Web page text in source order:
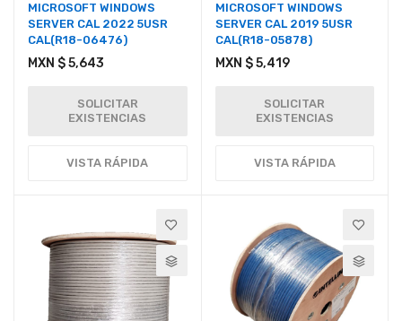
MICROSOFT WINDOWS
SERVER CAL 2022 5USR
CAL(R18-06476)
MXN $ 5,643
SOLICITAR
EXISTENCIAS
VISTA RÁPIDA
MICROSOFT WINDOWS
SERVER CAL 2019 5USR
CAL(R18-05878)
MXN $ 5,419
SOLICITAR
EXISTENCIAS
VISTA RÁPIDA